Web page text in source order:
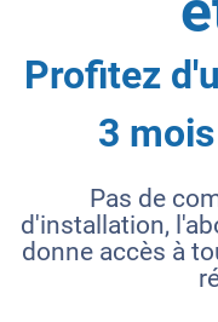
Profitez
3
Pas de
d'installation,
donne accès à